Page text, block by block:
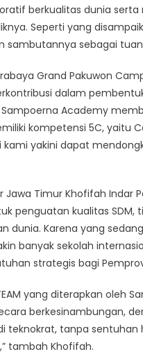
berkualitas dunia
Seperti yang
sambutannya sebagai
Grand Pakuwon
dalam
Academy
kompetensi 5C, yaitu
kami yakini dapat
Jawa Timur Khofifah
penguatan kualitas
dunia. Karena yang
banyak sekolah
strategis bagi
yang diterapkan oleh
berkesinambungan,
teknokrat, tanpa
tambah Khofifah.